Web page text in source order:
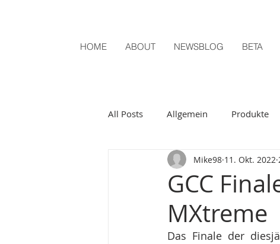
HOME ABOUT NEWSBLOG BETA
All Posts Allgemein Produkte
GCC
MXtreme
Mike98 11. Okt. 2022
Das Finale der